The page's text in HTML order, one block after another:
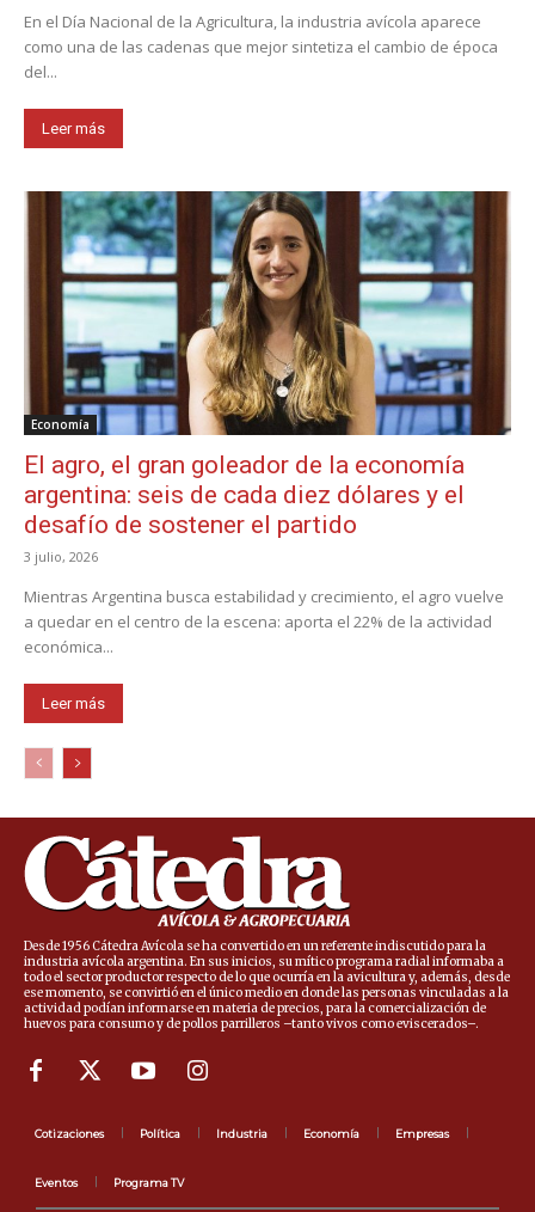
En el Día Nacional de la Agricultura, la industria avícola aparece
como una de las cadenas que mejor sintetiza el cambio de época
del...
Leer más
Economía
El agro, el gran goleador de la economía
argentina: seis de cada diez dólares y el
desafío de sostener el partido
3 julio, 2026
Mientras Argentina busca estabilidad y crecimiento, el agro vuelve
a quedar en el centro de la escena: aporta el 22% de la actividad
económica...
Leer más
Desde 1956 Cátedra Avícola se ha convertido en un referente indiscutido para la
industria avícola argentina. En sus inicios, su mítico programa radial informaba a
todo el sector productor respecto de lo que ocurría en la avicultura y, además, desde
ese momento, se convirtió en el único medio en donde las personas vinculadas a la
actividad podían informarse en materia de precios, para la comercialización de
huevos para consumo y de pollos parrilleros –tanto vivos como eviscerados–.
Cotizaciones Política Industria Economía Empresas
Eventos Programa TV